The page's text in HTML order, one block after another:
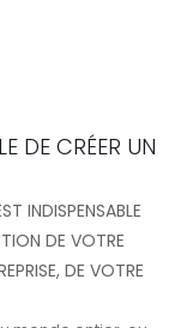
DE CRÉER UN
INDISPENSABLE
DE VOTRE
DE VOTRE